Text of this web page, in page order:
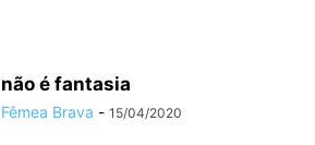
não é fantasia
Fêmea Brava - 15/04/2020